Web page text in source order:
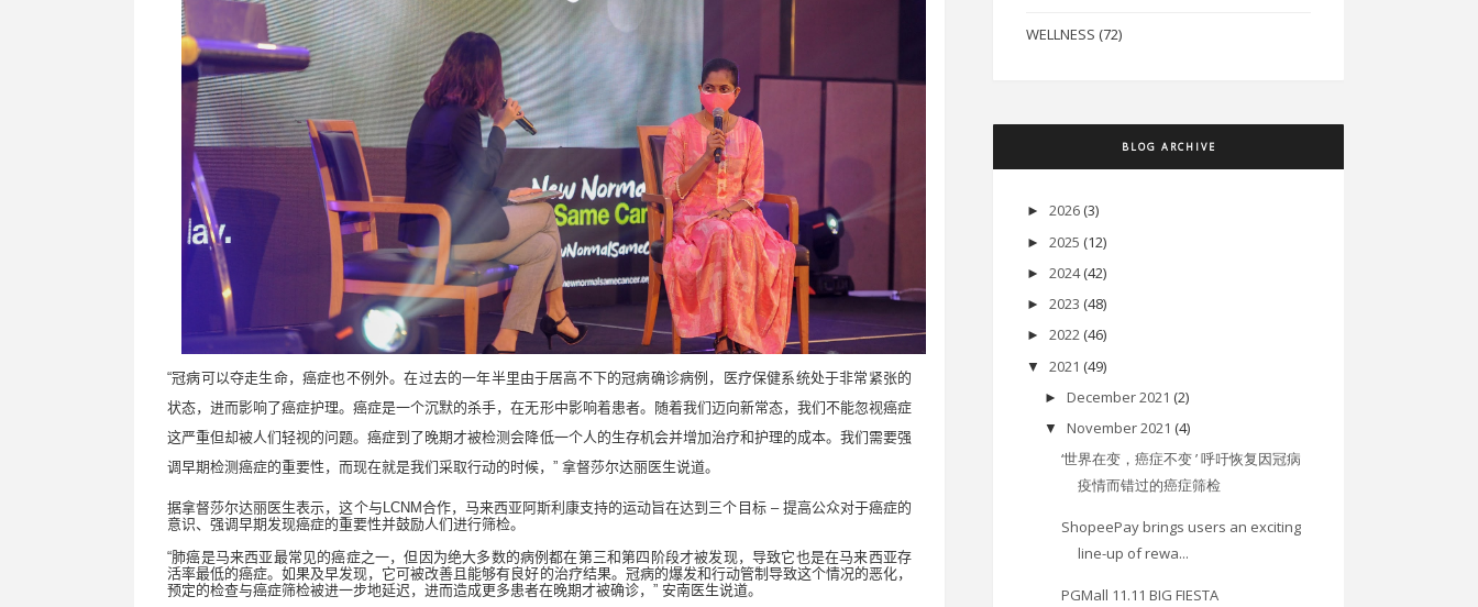
“冠病可以夺走生命，癌症也不例外。在过去的一年半里由于居高不下的冠病确诊病例，医疗保健系统处于非常紧张的
状态，进而影响了癌症护理。癌症是一个沉默的杀手，在无形中影响着患者。随着我们迈向新常态，我们不能忽视癌症
这严重但却被人们轻视的问题。癌症到了晚期才被检测会降低一个人的生存机会并增加治疗和护理的成本。我们需要强
调早期检测癌症的重要性，而现在就是我们采取行动的时候， ” 拿督莎尔达丽医生说道。
据拿督莎尔达丽医生表示，这个与 LCNM合作，马来西亚阿斯利康支持的运动旨在达到三个目标 – 提高公众对于癌症的
意识、强调早期发现癌症的重要性并鼓励人们进行筛检。
“肺癌是马来西亚最常见的癌症之一，但因为绝大多数的病例都在第三和第四阶段才被发现，导致它也是在马来西亚存
活率最低的癌症。如果及早发现，它可被改善且能够有良好的治疗结果。冠病的爆发和行动管制导致这个情况的恶化，
预定的检查与癌症筛检被进一步地延迟，进而造成更多患者在晚期才被确诊， ” 安南医生说道。
WELLNESS (72)
BLOG ARCHIVE
► 2026 (3)
► 2025 (12)
► 2024 (42)
► 2023 (48)
► 2022 (46)
▼ 2021 (49)
► December 2021 (2)
▼ November 2021 (4)
‘世界在变，癌症不变 ’ 呼吁恢复因冠病
疫情而错过的癌症筛检
ShopeePay brings users an exciting
line-up of rewa...
PGMall 11.11 BIG FIESTA